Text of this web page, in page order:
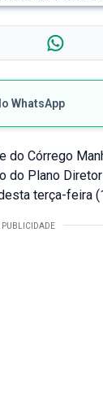
WhatsApp
do Córrego
Plano
terça-feira